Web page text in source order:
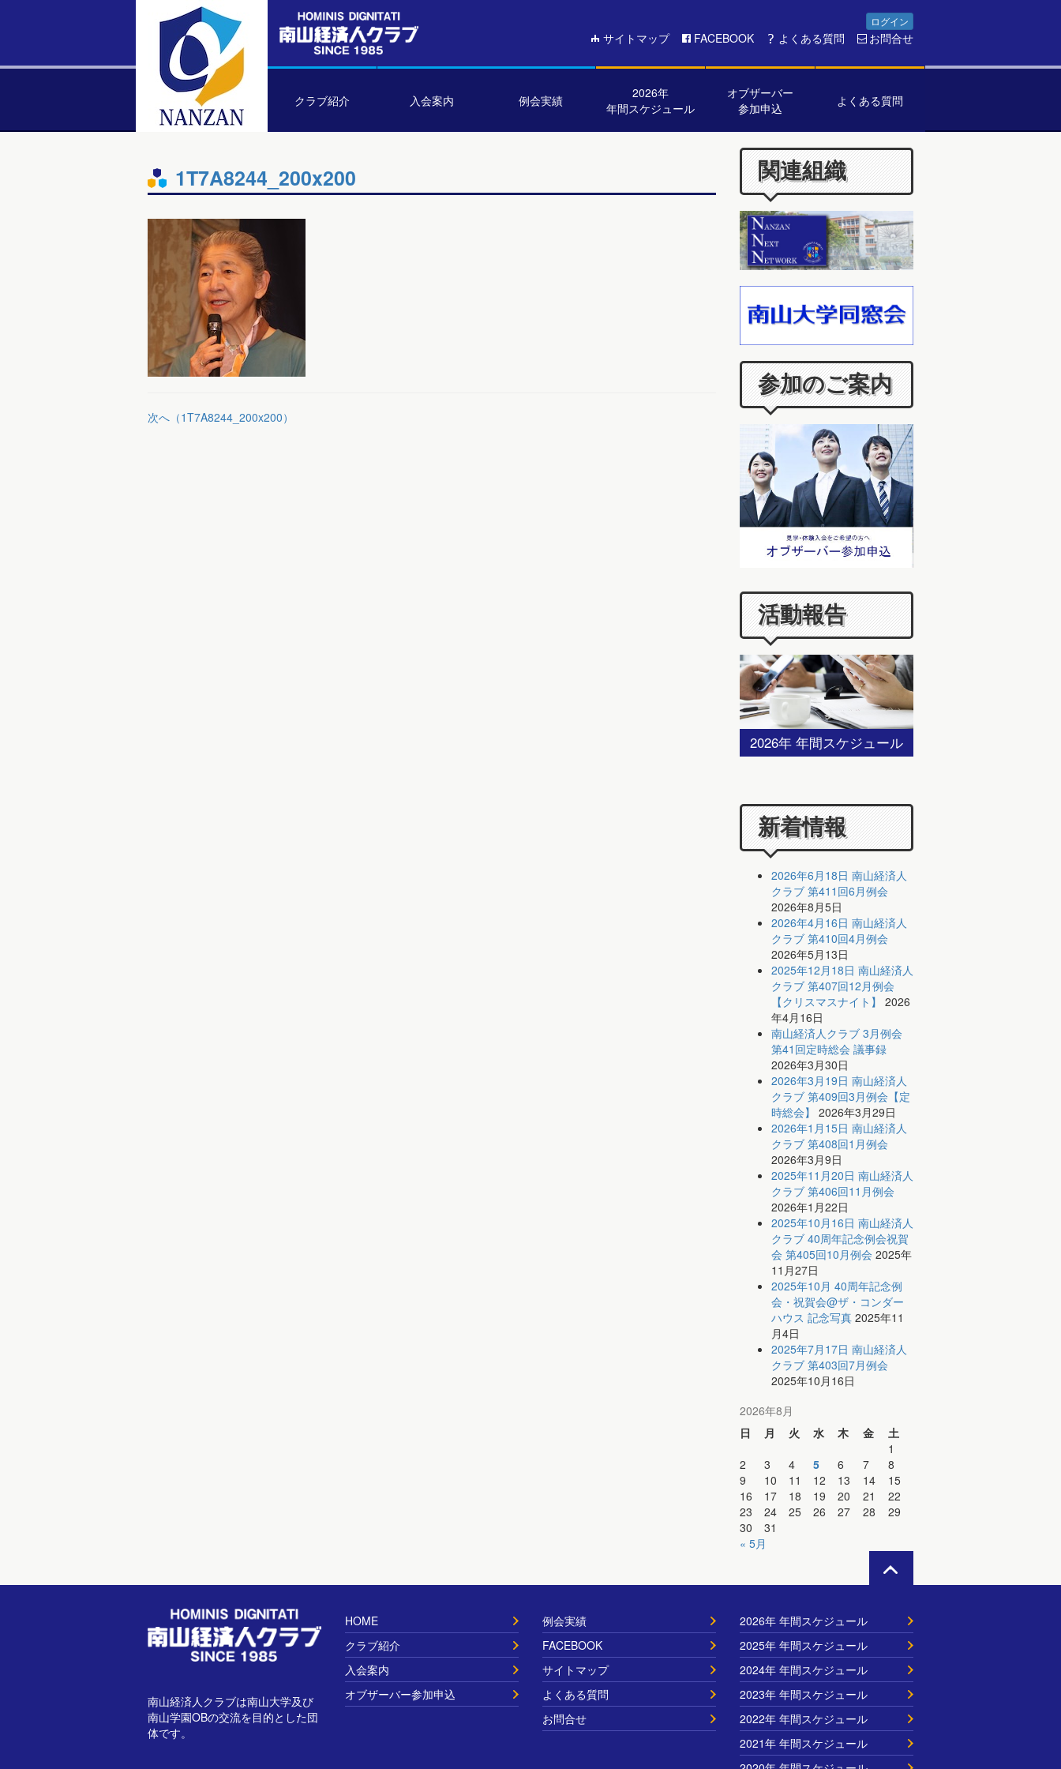
ログイン
サイトマップ FACEBOOK よくある質問 お問合せ
クラブ紹介 入会案内 例会実績
2026年
年間スケジュール
オブザーバー
参加申込
よくある質問
1T7A8244_200x200
次へ（1T7A8244_200x200）
関連組織
参加のご案内
活動報告
2026年 年間スケジュール
新着情報
2026年6月18日 南山経済人
クラブ 第411回6月例会
2026年8月5日
2026年4月16日 南山経済人
クラブ 第410回4月例会
2026年5月13日
2025年12月18日 南山経済人
クラブ 第407回12月例会
【クリスマスナイト】 2026
年4月16日
南山経済人クラブ 3月例会
第41回定時総会 議事録
2026年3月30日
2026年3月19日 南山経済人
クラブ 第409回3月例会【定
時総会】 2026年3月29日
2026年1月15日 南山経済人
クラブ 第408回1月例会
2026年3月9日
2025年11月20日 南山経済人
クラブ 第406回11月例会
2026年1月22日
2025年10月16日 南山経済人
クラブ 40周年記念例会祝賀
会 第405回10月例会 2025年
11月27日
2025年10月 40周年記念例
会・祝賀会@ザ・コンダー
ハウス 記念写真 2025年11
月4日
2025年7月17日 南山経済人
クラブ 第403回7月例会
2025年10月16日
2026年8月
日
月 火 水 木 金
土
1
2
3 4 5 6 7
8
9
10 11 12 13 14
15
16
17 18 19 20 21
22
23
24 25 26 27 28
29
30
31
« 5月
南山経済人クラブは南山大学及び
南山学園OBの交流を目的とした団
体です。
HOME
クラブ紹介
入会案内
オブザーバー参加申込
例会実績
FACEBOOK
サイトマップ
よくある質問
お問合せ
2026年 年間スケジュール
2025年 年間スケジュール
2024年 年間スケジュール
2023年 年間スケジュール
2022年 年間スケジュール
2021年 年間スケジュール